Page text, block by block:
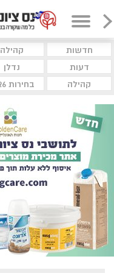
חדשות קהילה
דעות
נדלן
קהילה
בחירות 2026